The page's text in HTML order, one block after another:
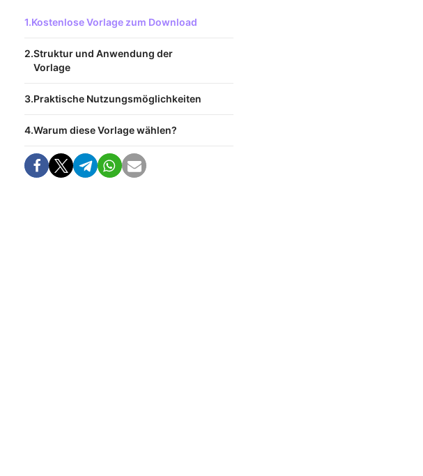
Kostenlose Vorlage zum Download
Struktur und Anwendung der
Vorlage
Praktische Nutzungsmöglichkeiten
Warum diese Vorlage wählen?